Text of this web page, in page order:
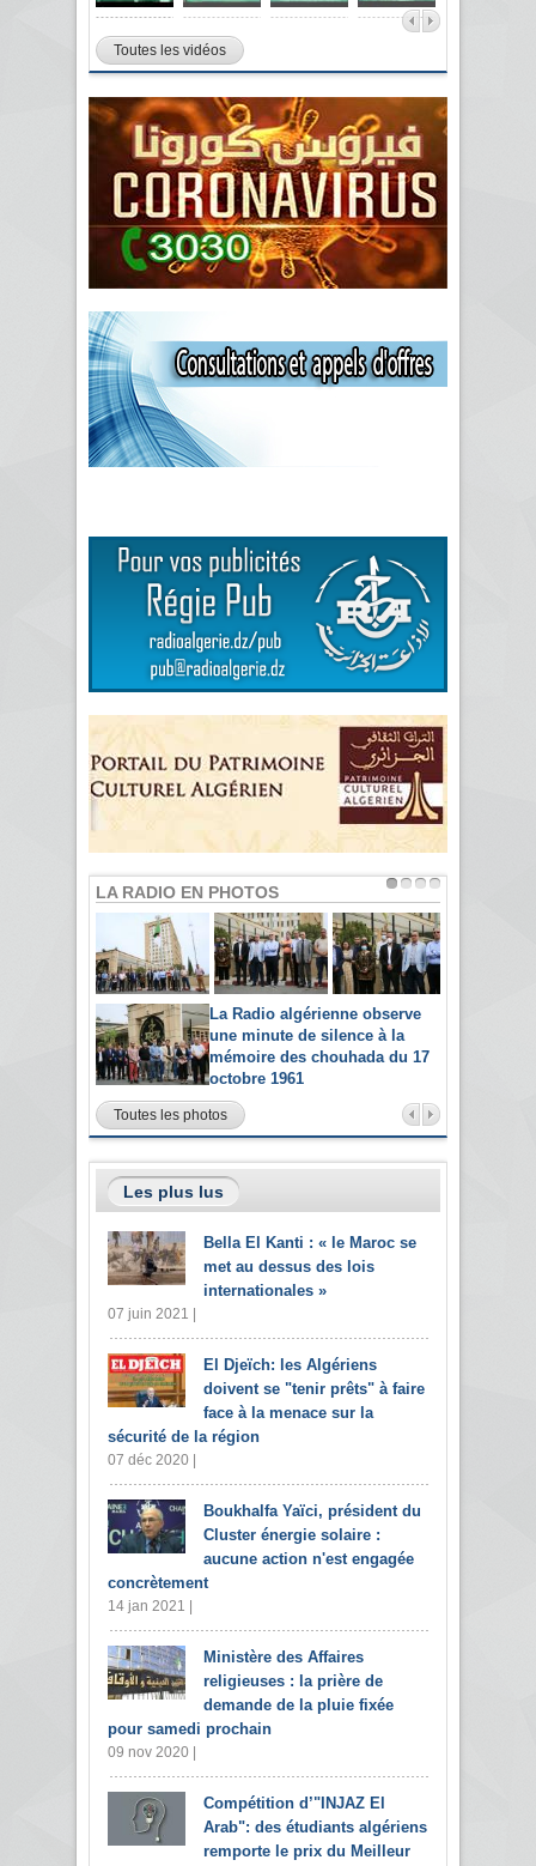
Toutes les vidéos
LA RADIO EN PHOTOS
La Radio algérienne observe
une minute de silence à la
mémoire des chouhada du 17
octobre 1961
Toutes les photos
Les plus lus
Bella El Kanti : « le Maroc se
met au dessus des lois
internationales »
07 juin 2021 |
El Djeïch: les Algériens
doivent se "tenir prêts" à faire
face à la menace sur la
sécurité de la région
07 déc 2020 |
Boukhalfa Yaïci, président du
Cluster énergie solaire :
aucune action n'est engagée
concrètement
14 jan 2021 |
Ministère des Affaires
religieuses : la prière de
demande de la pluie fixée
pour samedi prochain
09 nov 2020 |
Compétition d’"INJAZ El
Arab": des étudiants algériens
remporte le prix du Meilleur